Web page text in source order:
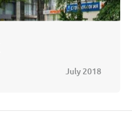
July 2018